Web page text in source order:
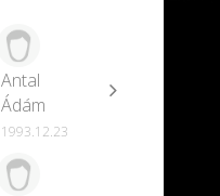
Antal
Ádám
1993.12.23